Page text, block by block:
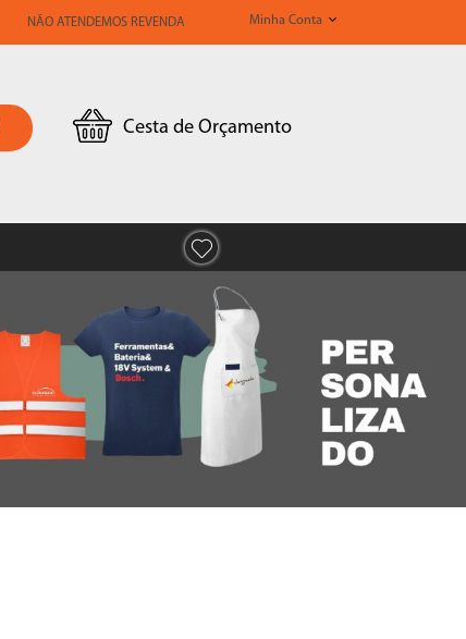
NÃO ATENDEMOS REVENDA Minha Conta
Cesta de Orçamento